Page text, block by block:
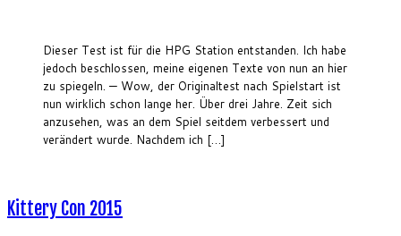
Dieser Test ist für die HPG Station entstanden. Ich habe
jedoch beschlossen, meine eigenen Texte von nun an hier
zu spiegeln. — Wow, der Originaltest nach Spielstart ist
nun wirklich schon lange her. Über drei Jahre. Zeit sich
anzusehen, was an dem Spiel seitdem verbessert und
verändert wurde. Nachdem ich […]
Kittery Con 2015